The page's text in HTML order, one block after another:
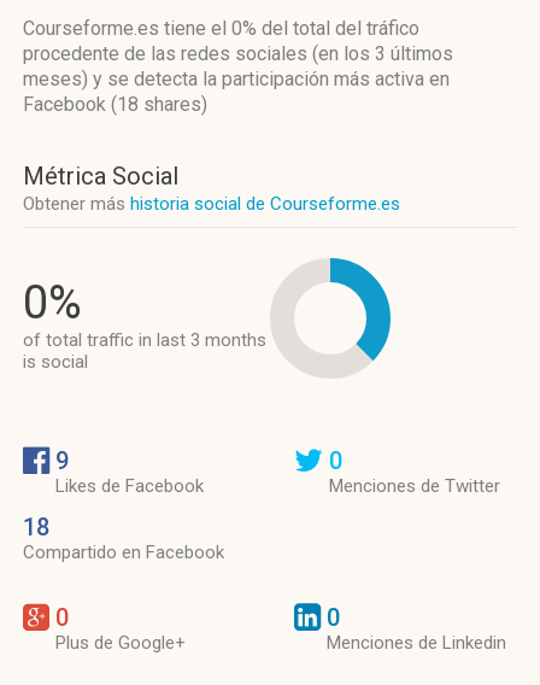
Courseforme.es tiene el 0% del total del tráfico
procedente de las redes sociales (en los 3 últimos
meses) y se detecta la participación más activa en
Facebook (18 shares)
Métrica Social
Obtener más historia social de Courseforme.es
0%
of total traffic in last 3 months
is social
9
Likes de Facebook
18
Compartido en Facebook
0
Menciones de Twitter
0
Plus de Google+
0
Menciones de Linkedin